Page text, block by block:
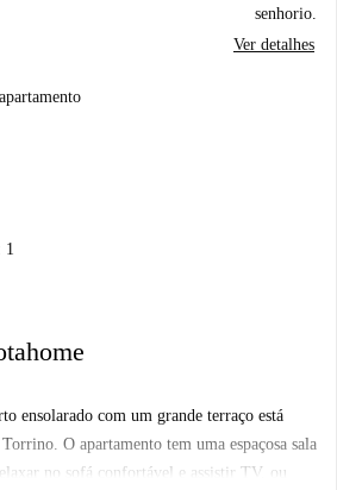
senhorio.
Ver detalhes
1
ensolarado com um grande terraço está
O apartamento tem uma espaçosa sala
no sofá confortável e assistir TV, ou